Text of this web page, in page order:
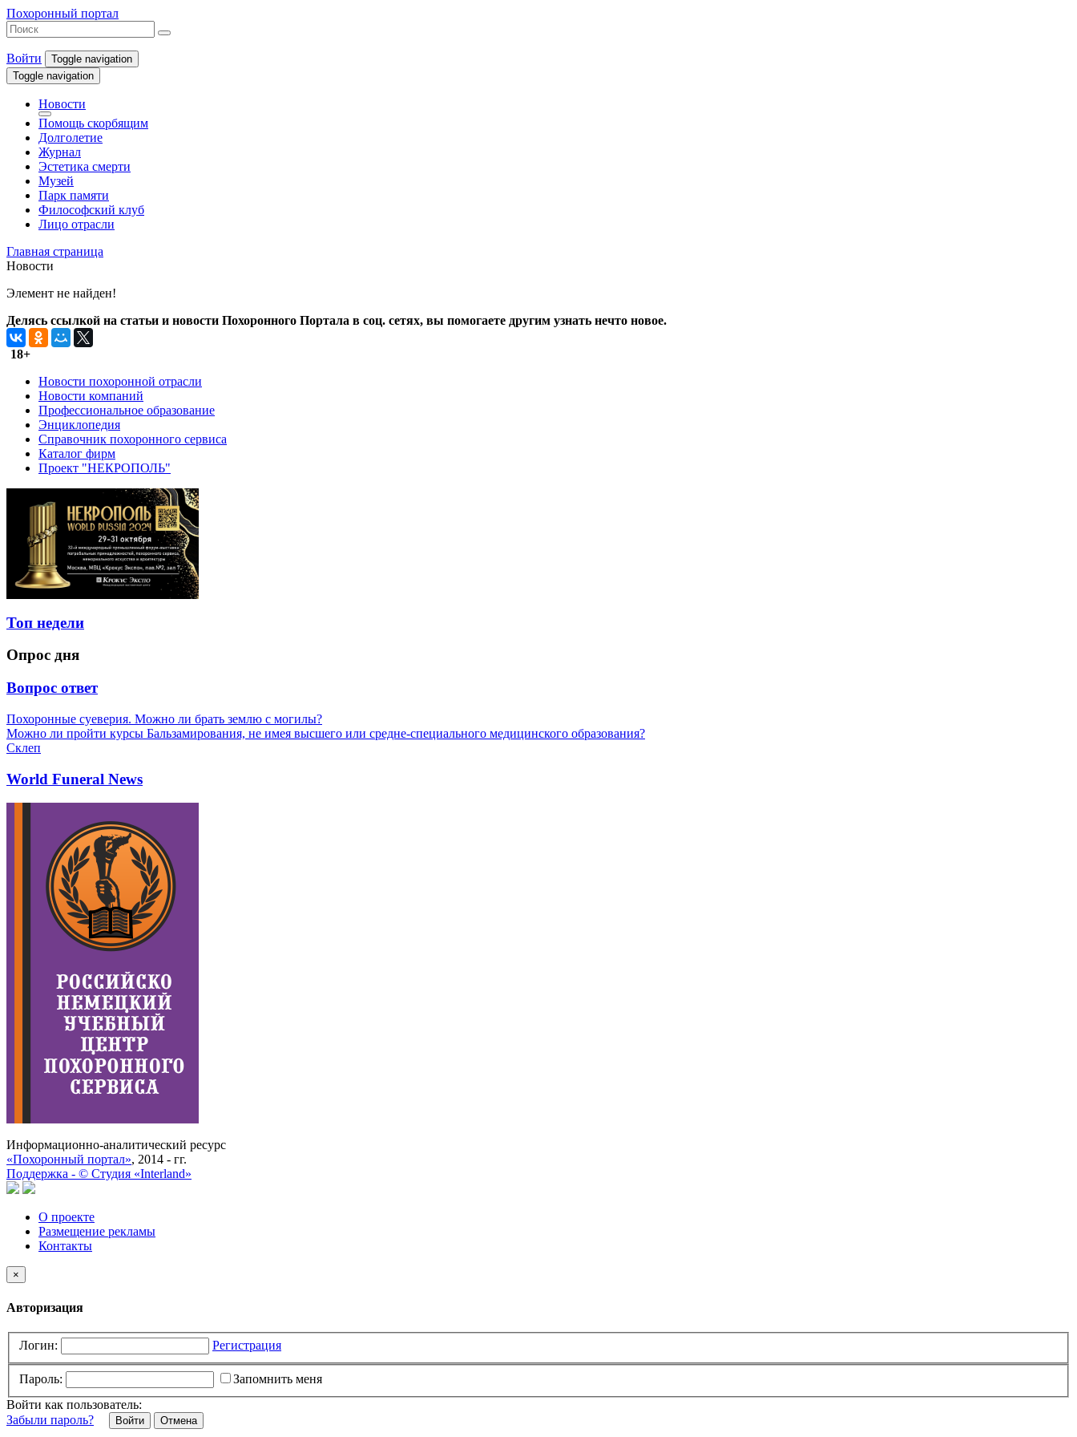
Похоронный портал
Войти
Toggle navigation
Toggle navigation
Новости
Помощь скорбящим
Долголетие
Журнал
Эстетика смерти
Музей
Парк памяти
Философский клуб
Лицо отрасли
Главная страница
Новости
Элемент не найден!
Делясь ссылкой на статьи и новости Похоронного Портала в соц. сетях, вы помогаете другим узнать нечто новое.
18+
Новости похоронной отрасли
Новости компаний
Профессиональное образование
Энциклопедия
Справочник похоронного сервиса
Каталог фирм
Проект "НЕКРОПОЛЬ"
Топ недели
Опрос дня
Вопрос ответ
Похоронные суеверия. Можно ли брать землю с могилы?
Можно ли пройти курсы Бальзамирования, не имея высшего или средне-специального медицинского образования?
Склеп
World Funeral News
Информационно-аналитический ресурс
«Похоронный портал», 2014 - гг.
Поддержка - © Cтудия «Interland»
О проекте
Размещение рекламы
Контакты
×
Авторизация
Логин: Регистрация
Пароль:
Запомнить меня
Войти как пользователь:
Забыли пароль?
Отмена